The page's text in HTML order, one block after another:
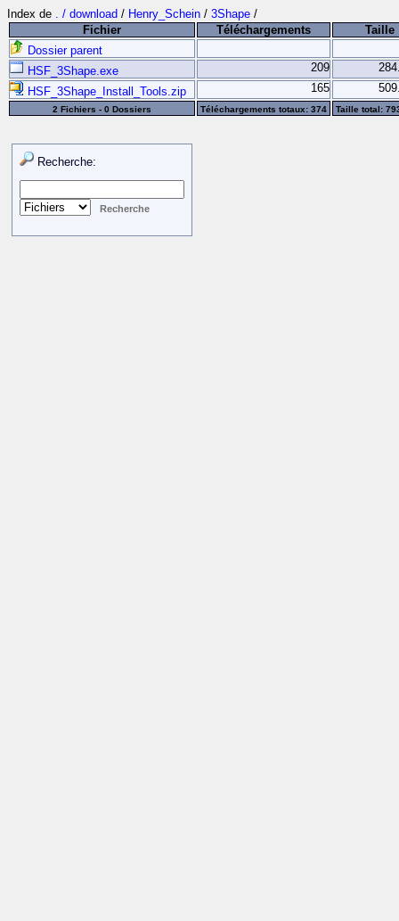
Index de . / download / Henry_Schein / 3Shape /
Fichier
Téléchargements
Taille
Dossier parent
HSF_3Shape.exe
209
HSF_3Shape_Install_Tools.zip
165
2 Fichiers - 0 Dossiers Téléchargements totaux: 374 Taille total:
Recherche: